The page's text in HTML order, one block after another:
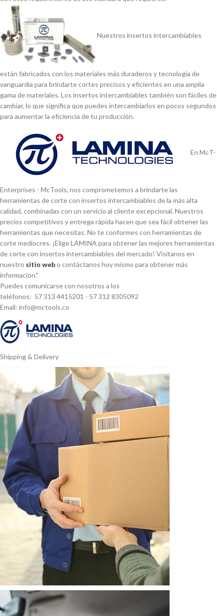
Nuestros insertos intercambiables
están fabricados con los materiales más duraderos y tecnologí­a de
vanguardia para brindarte cortes precisos y eficientes en una amplia
gama de materiales. Los insertos intercambiables también son fáciles de
cambiar, lo que significa que puedes intercambiarlos en pocos segundos
para aumentar la eficiencia de tu producción.
En McT-
Enterprises - McTools, nos comprometemos a brindarte las
herramientas de corte con insertos intercambiables de la más alta
calidad, combinadas con un servicio al cliente excepcional. Nuestros
precios competitivos y entrega rápida hacen que sea fácil obtener las
herramientas que necesitas. No te conformes con herramientas de
corte mediocres. ¡Elige LAMINA para obtener las mejores herramientas
de corte con insertos intercambiables del mercado! Visí­tanos en
nuestro sitio webo contáctanos hoy mismo para obtener más
información."
Puedes comunicarse con nosotros a los
teléfonos: 57 313 4415201 - 57 312 8305092
Email: info@mctools.co
Shipping & Delivery